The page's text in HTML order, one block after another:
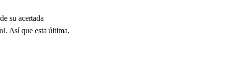
su acertada
Así que esta última,